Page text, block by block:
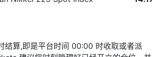
结算,即是平台时间 00:00 时收取或者派